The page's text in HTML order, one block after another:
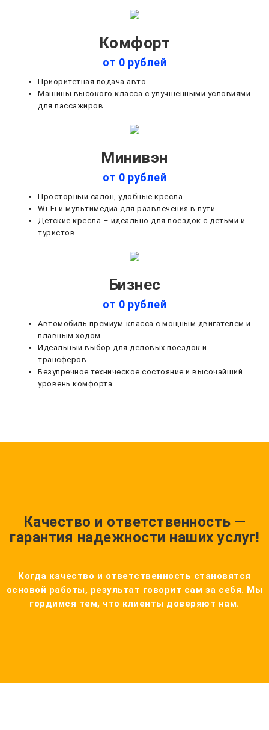
Комфорт
от 0 рублей
Приоритетная подача авто
Машины высокого класса с улучшенными условиями
для пассажиров.
Минивэн
от 0 рублей
Просторный салон, удобные кресла
Wi-Fi и мультимедиа для развлечения в пути
Детские кресла – идеально для поездок с детьми и
туристов.
Бизнес
от 0 рублей
Автомобиль премиум-класса с мощным двигателем и
плавным ходом
Идеальный выбор для деловых поездок и
трансферов
Безупречное техническое состояние и высочайший
уровень комфорта
Качество и ответственность —
гарантия надежности наших услуг!
Когда качество и ответственность становятся
основой работы, результат говорит сам за себя. Мы
гордимся тем, что клиенты доверяют нам.